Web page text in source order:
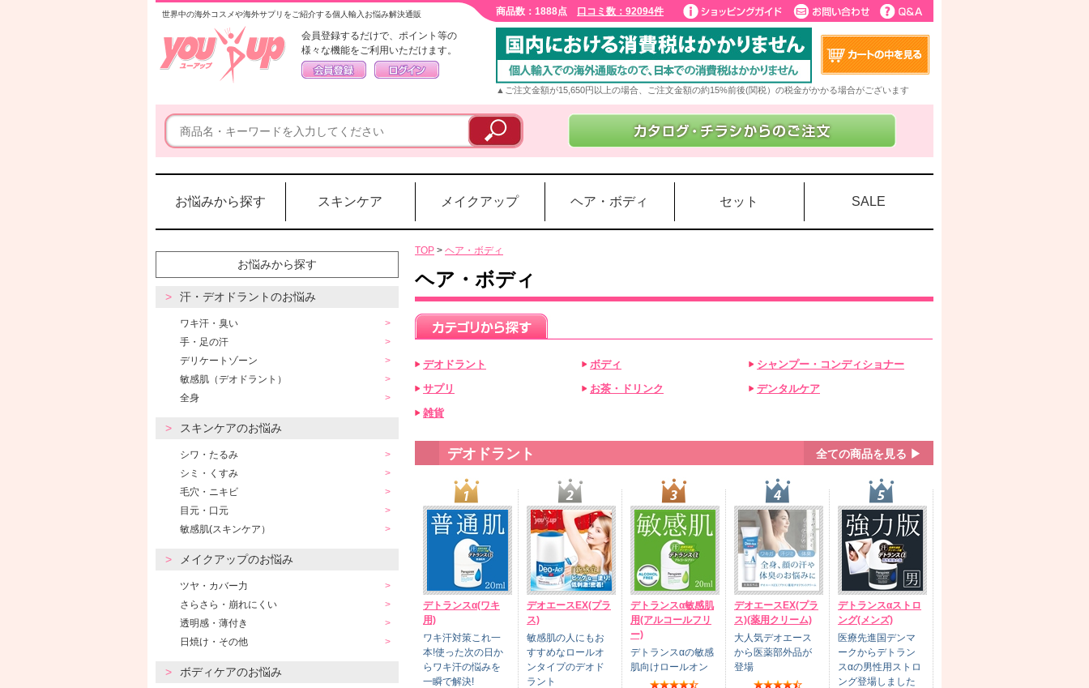
世界中の海外コスメや海外サプリをご紹介する個人輸入お悩み解決通販 商品数：1888点 口コミ数：92094件
会員登録するだけで、ポイント等の
様々な機能をご利用いただけます。
▲ご注文金額が15,650円以上の場合、ご注文金額の約15%前後(関税）の税金がかかる場合がございます
お悩みから探す スキンケア メイクアップ ヘア・ボディ セット SALE
お悩みから探す
汗・デオドラントのお悩み
ワキ汗・臭い
手・足の汗
デリケートゾーン
敏感肌（デオドラント）
全身
スキンケアのお悩み
シワ・たるみ
シミ・くすみ
毛穴・ニキビ
目元・口元
敏感肌(スキンケア）
メイクアップのお悩み
ツヤ・カバー力
さらさら・崩れにくい
透明感・薄付き
日焼け・その他
ボディケアのお悩み
TOP > ヘア・ボディ
ヘア・ボディ
デオドラント ボディ
シャンプー・コンディショナー
サプリ
お茶・ドリンク
デンタルケア
雑貨
デオドラント 全ての商品を見る ▶
デトランスα(ワキ
用)
ワキ汗対策これ一
本!使った次の日か
らワキ汗の悩みを
一瞬で解決!
デオエースEX(プラ
ス)
敏感肌の人にもお
すすめなロールオ
ンタイプのデオド
ラント
デトランスα敏感肌
用(アルコールフリ
ー)
デトランスαの敏感
肌向けロールオン
デオエースEX(プラ
ス)(薬用クリーム)
大人気デオエース
から医薬部外品が
登場
デトランスαストロ
ング(メンズ)
医療先進国デンマ
ークからデトラン
スαの男性用ストロ
ング登場しました